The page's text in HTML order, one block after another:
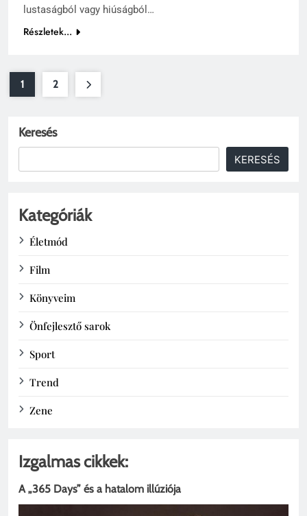
lustaságból vagy hiúságból…
Részletek...
1 2
Keresés
KERESÉS
Kategóriák
Életmód
Film
Könyveim
Önfejlesztő sarok
Sport
Trend
Zene
Izgalmas cikkek:
A „365 Days” és a hatalom illúziója